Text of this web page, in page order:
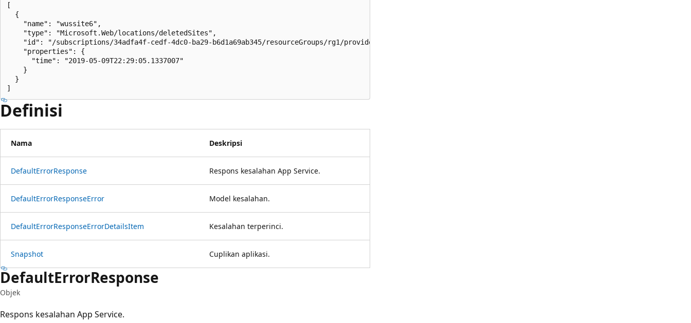
[
  {
    "name": "wussite6",
    "type": "Microsoft.Web/locations/deletedSites",
    "id": "/subscriptions/34adfa4f-cedf-4dc0-ba29-b6d1a69ab345/resourceGroups/rg1/providers/Microsoft.Web/locations/West US 2/deletedwebapps/wussite6/snapshots/9",
    "properties": {
      "time": "2019-05-09T22:29:05.1337007"
    }
  }
]
Definisi
Nama Deskripsi
DefaultErrorResponse Respons kesalahan App Service.
DefaultErrorResponseError Model kesalahan.
DefaultErrorResponseErrorDetailsItem Kesalahan terperinci.
Snapshot Cuplikan aplikasi.
DefaultErrorResponse
Objek
Respons kesalahan App Service.